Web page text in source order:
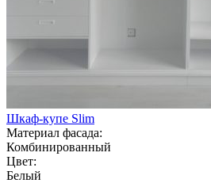
Шкаф-купе Slim
Материал фасада:
Комбинированный
Цвет:
Белый